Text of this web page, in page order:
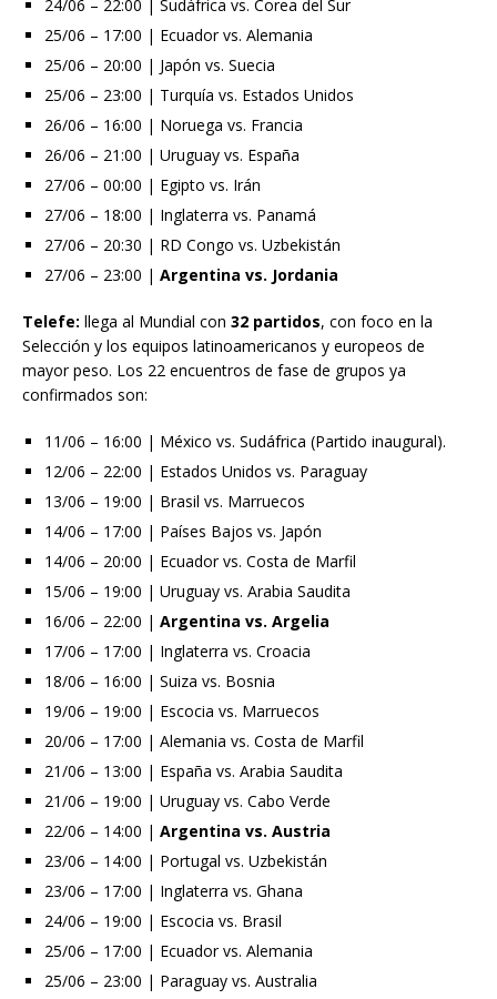
24/06 – 22:00 | Sudáfrica vs. Corea del Sur
25/06 – 17:00 | Ecuador vs. Alemania
25/06 – 20:00 | Japón vs. Suecia
25/06 – 23:00 | Turquía vs. Estados Unidos
26/06 – 16:00 | Noruega vs. Francia
26/06 – 21:00 | Uruguay vs. España
27/06 – 00:00 | Egipto vs. Irán
27/06 – 18:00 | Inglaterra vs. Panamá
27/06 – 20:30 | RD Congo vs. Uzbekistán
27/06 – 23:00 | Argentina vs. Jordania
Telefe: llega al Mundial con 32 partidos, con foco en la
Selección y los equipos latinoamericanos y europeos de
mayor peso. Los 22 encuentros de fase de grupos ya
confirmados son:
11/06 – 16:00 | México vs. Sudáfrica (Partido inaugural).
12/06 – 22:00 | Estados Unidos vs. Paraguay
13/06 – 19:00 | Brasil vs. Marruecos
14/06 – 17:00 | Países Bajos vs. Japón
14/06 – 20:00 | Ecuador vs. Costa de Marfil
15/06 – 19:00 | Uruguay vs. Arabia Saudita
16/06 – 22:00 | Argentina vs. Argelia
17/06 – 17:00 | Inglaterra vs. Croacia
18/06 – 16:00 | Suiza vs. Bosnia
19/06 – 19:00 | Escocia vs. Marruecos
20/06 – 17:00 | Alemania vs. Costa de Marfil
21/06 – 13:00 | España vs. Arabia Saudita
21/06 – 19:00 | Uruguay vs. Cabo Verde
22/06 – 14:00 | Argentina vs. Austria
23/06 – 14:00 | Portugal vs. Uzbekistán
23/06 – 17:00 | Inglaterra vs. Ghana
24/06 – 19:00 | Escocia vs. Brasil
25/06 – 17:00 | Ecuador vs. Alemania
25/06 – 23:00 | Paraguay vs. Australia